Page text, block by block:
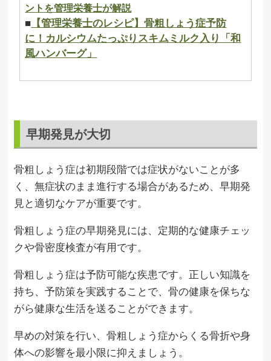
ントを管理栄養士が解説
■ 【管理栄養士のレシピ】骨粗しょう症予防
に！カルシウムたっぷりスキムミルク入り「和
風ハンバーグ」
早期発見が大切
骨粗しょう症は初期段階では症状がないことが多
く、無症状のまま進行する場合があるため、早期発
見と適切なケアが重要です。
骨粗しょう症の早期発見には、定期的な健康チェッ
クや骨密度検査が有用です。
骨粗しょう症は予防可能な疾患です。正しい知識を
持ち、予防策を実践することで、骨の健康を保ちな
がら健康な生活を送ることができます。
早めの対策を行い、骨粗しょう症からくる骨折や身
体への影響を最小限に抑えましょう。